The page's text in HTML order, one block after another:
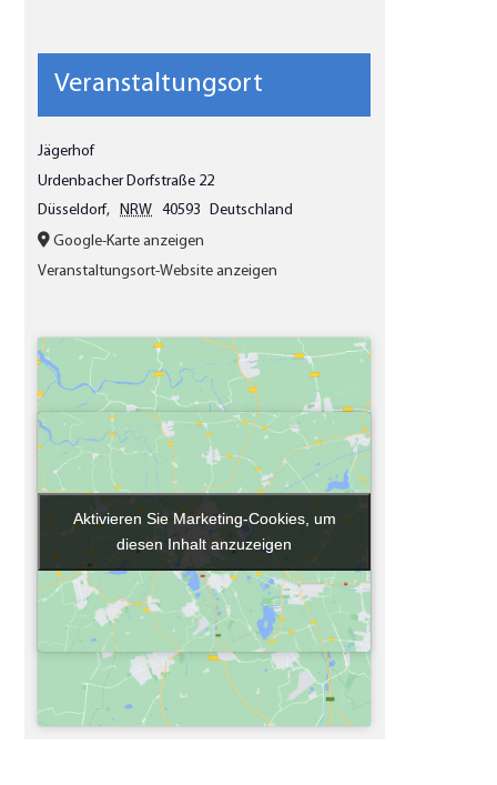
Veranstaltungsort
Jägerhof
Urdenbacher Dorfstraße 22
Düsseldorf, NRW 40593
Deutschland
Google-Karte anzeigen
Veranstaltungsort-Website anzeigen
Aktivieren Sie Marketing-Cookies, um
diesen Inhalt anzuzeigen
Aktivieren Sie Marketing-Cookies, um
diesen Inhalt anzuzeigen